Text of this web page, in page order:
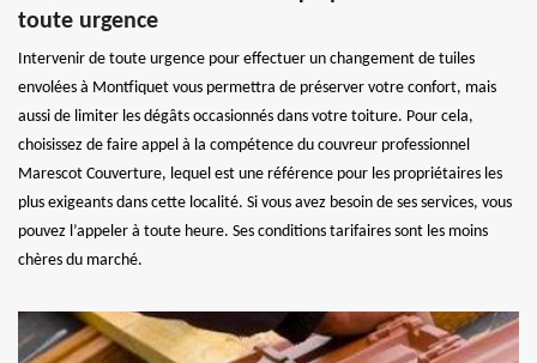
toute urgence
Intervenir de toute urgence pour effectuer un changement de tuiles
envolées à Montfiquet vous permettra de préserver votre confort, mais
aussi de limiter les dégâts occasionnés dans votre toiture. Pour cela,
choisissez de faire appel à la compétence du couvreur professionnel
Marescot Couverture, lequel est une référence pour les propriétaires les
plus exigeants dans cette localité. Si vous avez besoin de ses services, vous
pouvez l’appeler à toute heure. Ses conditions tarifaires sont les moins
chères du marché.